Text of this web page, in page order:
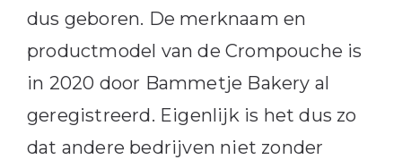
dus geboren. De merknaam en
productmodel van de Crompouche is
in 2020 door Bammetje Bakery al
geregistreerd. Eigenlijk is het dus zo
dat andere bedrijven niet zonder